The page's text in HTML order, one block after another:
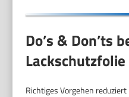
Do’s & Don’ts
Lackschutzfolie
Richtiges Vorgehen